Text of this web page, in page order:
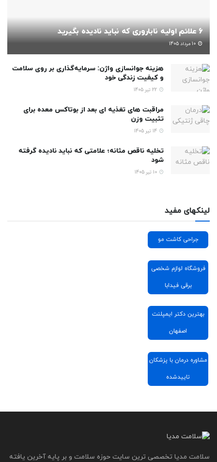
6 علائم اولیه ناباروری که نباید نادیده بگیرید
هزینه جوانسازی واژن: سرمایه‌گذاری بر روی سلامت
و کیفیت زندگی خود
مراقبت های تغذیه ای بعد از بوتاکس معده برای
تثبیت وزن
تخلیه ناقص مثانه؛ علامتی که نباید نادیده گرفته
شود
لینکهای مفید
جراحی کاشت مو
فروشگاه لوازم شخصی
برقی فیدابا
بهترین دکتر ایمپلنت
اصفهان
مشاوره درمان با پزشکان
تاییدشده
سلامت مدیا تخصصی ترین سایت حوزه سلامت و بر پایه آخرین یافته